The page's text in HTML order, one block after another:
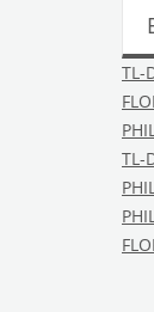
TL-
TL-